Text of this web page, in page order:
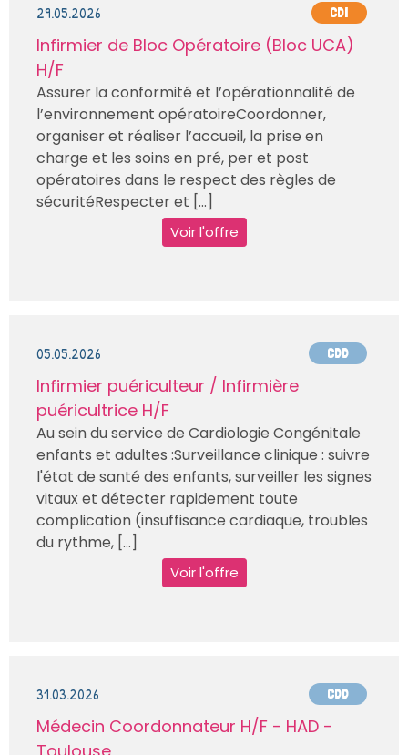
29.05.2026 CDI
Infirmier de Bloc Opératoire (Bloc UCA)
H/F
Assurer la conformité et l’opérationnalité de
l’environnement opératoireCoordonner,
organiser et réaliser l’accueil, la prise en
charge et les soins en pré, per et post
opératoires dans le respect des règles de
sécuritéRespecter et [...]
Voir l'offre
05.05.2026 CDD
Infirmier puériculteur / Infirmière
puéricultrice H/F
Au sein du service de Cardiologie Congénitale
enfants et adultes :Surveillance clinique : suivre
l'état de santé des enfants, surveiller les signes
vitaux et détecter rapidement toute
complication (insuffisance cardiaque, troubles
du rythme, [...]
Voir l'offre
31.03.2026 CDD
Médecin Coordonnateur H/F - HAD -